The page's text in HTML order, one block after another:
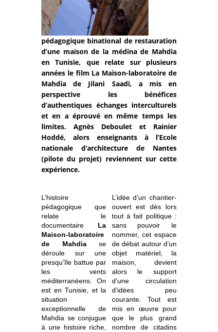
pédagogique binational de restauration
d’une maison de la médina de Mahdia
en Tunisie, que relate sur plusieurs
années le film La Maison-laboratoire de
Mahdia de Jilani Saadi, a mis en
perspective les bénéfices
d’authentiques échanges interculturels
et en a éprouvé en même temps les
limites. Agnès Deboulet et Rainier
Hoddé, alors enseignants à l’Ecole
nationale d’architecture de Nantes
(pilote du projet) reviennent sur cette
expérience.
L’histoire
pédagogique que
relate le
documentaire La
Maison-laboratoire
de Mahdiase
déroule sur une
presqu’île battue par
les vents
méditerranéens. On
est en Tunisie, et la
situation
exceptionnelle de
Mahdia se conjugue
à une histoire riche,
L’idée d’un chantier-
ouvert est dès lors
tout à fait politique :
sans pouvoir le
nommer, cet espace
de débat autour d’un
objet matériel, la
maison, devient
alors le support
d’une circulation
d’idées peu
courante. Tout est
mis en œuvre pour
que le plus grand
nombre de citadins